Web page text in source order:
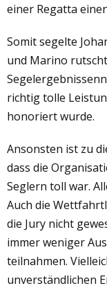
einer Regatta
Somit segelte
und Marino
richtig tolle
honoriert wurde.
Ansonsten ist zu
dass die
Seglern toll war.
Auch die
die Jury nicht
immer weniger
teilnahmen.
unverständlichen